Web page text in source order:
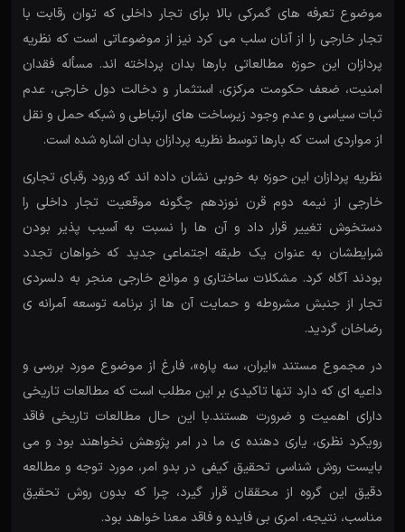
موضوع تعرفه های گمرکی بالا برای تجار داخلی که توان رقابت با
تجار خارجی را از آنان سلب می کرد نیز از موضوعاتی است که نظریه
پردازان این حوزه مطالعاتی بارها بدان پرداخته اند. مسأله فقدان
امنیت، ضعف حکومت مرکزی، استثمار و دخالت دول خارجی، عدم
ثبات سیاسی و عدم وجود زیرساخت های ارتباطی و شبکه حمل و نقل
از مواردی است که بارها توسط نظریه پردازان بدان اشاره شده است.
نظریه پردازان این حوزه به خوبی نشان داده اند که ورود رقبای تجاری
خارجی از نیمه دوم قرن نوزدهم چگونه موقعیت تجار داخلی را
دستخوش تغییر قرار داد و آن ها را نسبت به آسیب پذیر بودن
شرایطشان به عنوان یک طبقه اجتماعی جدید که خواهان تجدد
بودند آگاه کرد. مشکلات ساختاری و موانع خارجی منجر به دلسردی
تجار از جنبش مشروطه و حمایت آن ها از برنامه توسعه آمرانه ی
رضاخان گردید.
در مجموع مستند «ایران، سه پاره»، فارغ از موضوع مورد بررسی و
داعیه ای که دارد تنها تاکیدی بر این مطلب است که مطالعات تاریخی
دارای اهمیت و ضرورت هستند.با این حال مطالعات تاریخی فاقد
رویکرد نظری، یاری دهنده ی ما در امر پژوهش نخواهند بود و می
بایست روش شناسی تحقیق کیفی در بدو امر، مورد توجه و مطالعه
دقیق این گروه از محققان قرار گیرد، چرا که بدون روش تحقیق
مناسب، نتیجه، امری بی فایده و فاقد معنا خواهد بود.